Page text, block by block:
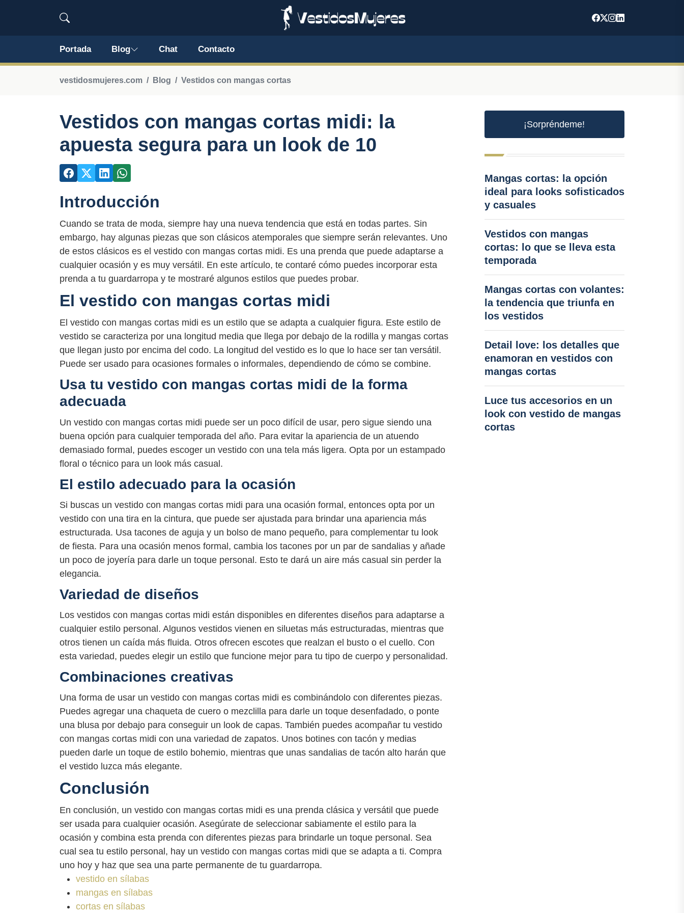
Portada Blog Chat Contacto
vestidosmujeres.com Blog Vestidos con mangas cortas
Vestidos con mangas cortas midi: la
apuesta segura para un look de 10
Introducción
Cuando se trata de moda, siempre hay una nueva tendencia que está en todas partes. Sin
embargo, hay algunas piezas que son clásicos atemporales que siempre serán relevantes. Uno
de estos clásicos es el vestido con mangas cortas midi. Es una prenda que puede adaptarse a
cualquier ocasión y es muy versátil. En este artículo, te contaré cómo puedes incorporar esta
prenda a tu guardarropa y te mostraré algunos estilos que puedes probar.
El vestido con mangas cortas midi
El vestido con mangas cortas midi es un estilo que se adapta a cualquier figura. Este estilo de
vestido se caracteriza por una longitud media que llega por debajo de la rodilla y mangas cortas
que llegan justo por encima del codo. La longitud del vestido es lo que lo hace ser tan versátil.
Puede ser usado para ocasiones formales o informales, dependiendo de cómo se combine.
Usa tu vestido con mangas cortas midi de la forma
adecuada
Un vestido con mangas cortas midi puede ser un poco difícil de usar, pero sigue siendo una
buena opción para cualquier temporada del año. Para evitar la apariencia de un atuendo
demasiado formal, puedes escoger un vestido con una tela más ligera. Opta por un estampado
floral o técnico para un look más casual.
El estilo adecuado para la ocasión
Si buscas un vestido con mangas cortas midi para una ocasión formal, entonces opta por un
vestido con una tira en la cintura, que puede ser ajustada para brindar una apariencia más
estructurada. Usa tacones de aguja y un bolso de mano pequeño, para complementar tu look
de fiesta. Para una ocasión menos formal, cambia los tacones por un par de sandalias y añade
un poco de joyería para darle un toque personal. Esto te dará un aire más casual sin perder la
elegancia.
Variedad de diseños
Los vestidos con mangas cortas midi están disponibles en diferentes diseños para adaptarse a
cualquier estilo personal. Algunos vestidos vienen en siluetas más estructuradas, mientras que
otros tienen un caída más fluida. Otros ofrecen escotes que realzan el busto o el cuello. Con
esta variedad, puedes elegir un estilo que funcione mejor para tu tipo de cuerpo y personalidad.
Combinaciones creativas
Una forma de usar un vestido con mangas cortas midi es combinándolo con diferentes piezas.
Puedes agregar una chaqueta de cuero o mezclilla para darle un toque desenfadado, o ponte
una blusa por debajo para conseguir un look de capas. También puedes acompañar tu vestido
con mangas cortas midi con una variedad de zapatos. Unos botines con tacón y medias
pueden darle un toque de estilo bohemio, mientras que unas sandalias de tacón alto harán que
el vestido luzca más elegante.
Conclusión
En conclusión, un vestido con mangas cortas midi es una prenda clásica y versátil que puede
ser usada para cualquier ocasión. Asegúrate de seleccionar sabiamente el estilo para la
ocasión y combina esta prenda con diferentes piezas para brindarle un toque personal. Sea
cual sea tu estilo personal, hay un vestido con mangas cortas midi que se adapta a ti. Compra
uno hoy y haz que sea una parte permanente de tu guardarropa.
vestido en sílabas
mangas en sílabas
cortas en sílabas
¡Sorpréndeme!
Mangas cortas: la opción
ideal para looks sofisticados
y casuales
Vestidos con mangas
cortas: lo que se lleva esta
temporada
Mangas cortas con volantes:
la tendencia que triunfa en
los vestidos
Detail love: los detalles que
enamoran en vestidos con
mangas cortas
Luce tus accesorios en un
look con vestido de mangas
cortas